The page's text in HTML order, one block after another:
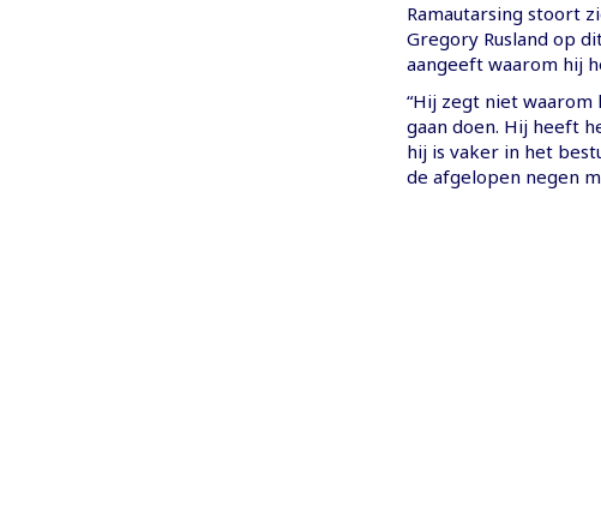
Ramautarsing stoort
Gregory Rusland op
aangeeft waarom hij
“Hij zegt niet
gaan doen. Hij heeft
hij is vaker in het
de afgelopen negen